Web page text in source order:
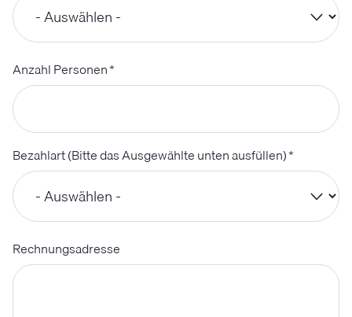
Anzahl Personen*
Bezahlart (Bitte das Ausgewählte unten ausfüllen)*
Rechnungsadresse